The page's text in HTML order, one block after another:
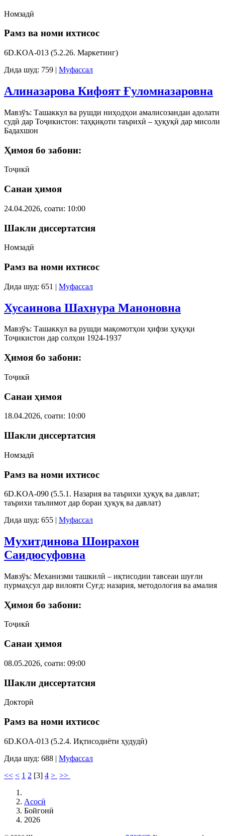
Номзадӣ
Рамз ва номи ихтисос
6D.KOA-013 (5.2.26. Маркетинг)
Дида шуд: 759 | Муфассал
Алиназарова Кифоят Ғуломназаровна
Мавзўъ: Ташаккул ва рушди ниҳодҳои амалисозандаи адолати
судӣ дар Тоҷикистон: таҳқиқоти таърихӣ – ҳуқуқӣ дар мисоли
Бадахшон
Ҳимоя бо забони:
Тоҷикӣ
Санаи ҳимоя
24.04.2026, соати: 10:00
Шакли диссертатсия
Номзадӣ
Рамз ва номи ихтисос
Дида шуд: 651 | Муфассал
Хусаинова Шахнура Маноновна
Мавзўъ: Ташаккул ва рушди мақомотҳои ҳифзи ҳуқуқи
Тоҷикистон дар солҳои 1924-1937
Ҳимоя бо забони:
Тоҷикӣ
Санаи ҳимоя
18.04.2026, соати: 10:00
Шакли диссертатсия
Номзадӣ
Рамз ва номи ихтисос
6D.KOA-090 (5.5.1. Назария ва таърихи ҳуқуқ ва давлат;
таърихи таълимот дар бораи ҳуқуқ ва давлат)
Дида шуд: 655 | Муфассал
Мухитдинова Шоирахон
Саидюсуфовна
Мавзўъ: Механизми ташкилӣ – иқтисодии тавсеаи шуғли
пурмаҳсул дар вилояти Суғд: назария, методология ва амалия
Ҳимоя бо забони:
Тоҷикӣ
Санаи ҳимоя
08.05.2026, соати: 09:00
Шакли диссертатсия
Докторӣ
Рамз ва номи ихтисос
6D.KOA-013 (5.2.4. Иқтисодиёти ҳудудӣ)
Дида шуд: 688 | Муфассал
<< < 1 2 [3] 4 > >>
Асосӣ
Бойгонӣ
2026